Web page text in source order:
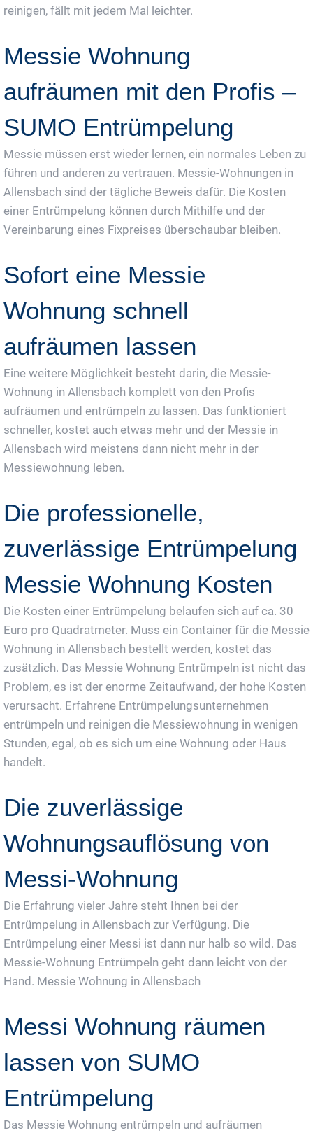
reinigen, fällt mit jedem Mal leichter.
Messie Wohnung
aufräumen mit den Profis –
SUMO Entrümpelung
Messie müssen erst wieder lernen, ein normales Leben zu
führen und anderen zu vertrauen. Messie-Wohnungen in
Allensbach sind der tägliche Beweis dafür. Die Kosten
einer Entrümpelung können durch Mithilfe und der
Vereinbarung eines Fixpreises überschaubar bleiben.
Sofort eine Messie
Wohnung schnell
aufräumen lassen
Eine weitere Möglichkeit besteht darin, die Messie-
Wohnung in Allensbach komplett von den Profis
aufräumen und entrümpeln zu lassen. Das funktioniert
schneller, kostet auch etwas mehr und der Messie in
Allensbach wird meistens dann nicht mehr in der
Messiewohnung leben.
Die professionelle,
zuverlässige Entrümpelung
Messie Wohnung Kosten
Die Kosten einer Entrümpelung belaufen sich auf ca. 30
Euro pro Quadratmeter. Muss ein Container für die Messie
Wohnung in Allensbach bestellt werden, kostet das
zusätzlich. Das Messie Wohnung Entrümpeln ist nicht das
Problem, es ist der enorme Zeitaufwand, der hohe Kosten
verursacht. Erfahrene Entrümpelungsunternehmen
entrümpeln und reinigen die Messiewohnung in wenigen
Stunden, egal, ob es sich um eine Wohnung oder Haus
handelt.
Die zuverlässige
Wohnungsauflösung von
Messi-Wohnung
Die Erfahrung vieler Jahre steht Ihnen bei der
Entrümpelung in Allensbach zur Verfügung. Die
Entrümpelung einer Messi ist dann nur halb so wild. Das
Messie-Wohnung Entrümpeln geht dann leicht von der
Hand. Messie Wohnung in Allensbach
Messi Wohnung räumen
lassen von SUMO
Entrümpelung
Das Messie Wohnung entrümpeln und aufräumen